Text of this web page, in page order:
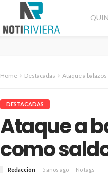
Home Destacadas Ataque a
DESTACADAS
Ataque a
como
Redacción 5 años ago No tags